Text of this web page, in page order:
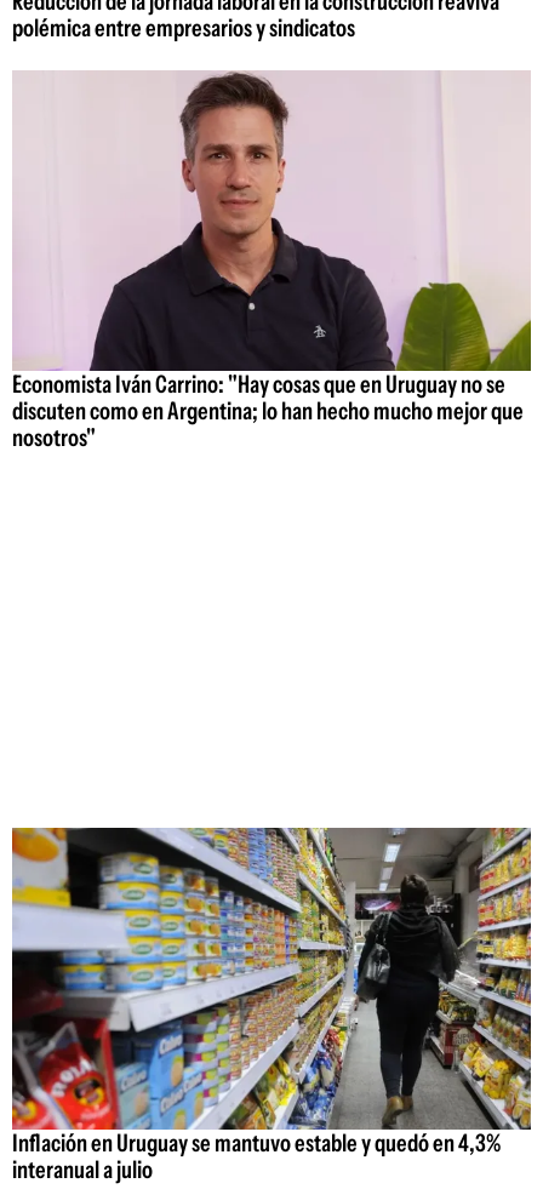
polémica entre empresarios y sindicatos
Economista Iván Carrino: "Hay cosas que en Uruguay no se
discuten como en Argentina; lo han hecho mucho mejor que
nosotros"
Inflación en Uruguay se mantuvo estable y quedó en 4,3%
interanual a julio